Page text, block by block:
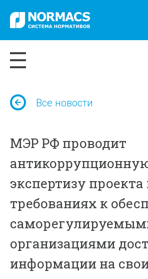
Все новости
МЭР РФ проводит
экспертизу проекта
требованиях к
организациями
информации на